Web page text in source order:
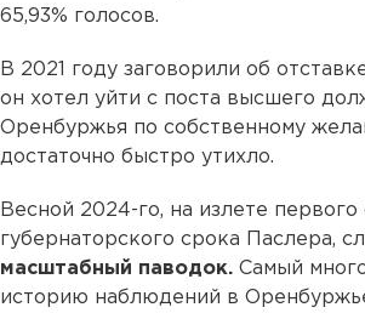
65,93% голосов.
В 2021 году заговорили об
он хотел уйти с поста высшего
Оренбуржья по собственному
достаточно быстро утихло.
Весной 2024-го, на излете первого
губернаторского срока Паслера,
масштабный паводок. Самый
историю наблюдений в